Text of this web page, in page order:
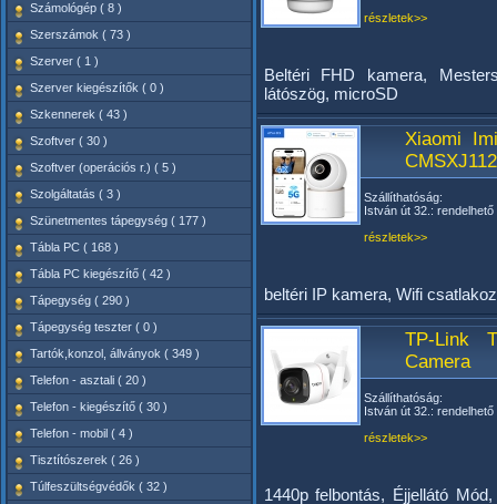
Számológép ( 8 )
Szerszámok ( 73 )
Szerver ( 1 )
Szerver kiegészítők ( 0 )
Szkennerek ( 43 )
Szoftver ( 30 )
Szoftver (operációs r.) ( 5 )
Szolgáltatás ( 3 )
Szünetmentes tápegység ( 177 )
Tábla PC ( 168 )
Tábla PC kiegészítő ( 42 )
Tápegység ( 290 )
Tápegység teszter ( 0 )
Tartók,konzol, állványok ( 349 )
Telefon - asztali ( 20 )
Telefon - kiegészítő ( 30 )
Telefon - mobil ( 4 )
Tisztítószerek ( 26 )
Túlfeszültségvédők ( 32 )
részletek>>
Beltéri FHD kamera,
látószög, microSD
Xiaomi
Szállíthatóság:
István út 32.: rendelhető
részletek>>
beltéri IP kamera, Wifi
TP-Link
Camera
Szállíthatóság:
István út 32.: rendelhető
részletek>>
1440p felbontás, Éjjellátó